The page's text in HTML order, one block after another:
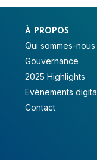
À PROPOS
Qui sommes-nous
Gouvernance
2025 Highlights
Evènements
Contact